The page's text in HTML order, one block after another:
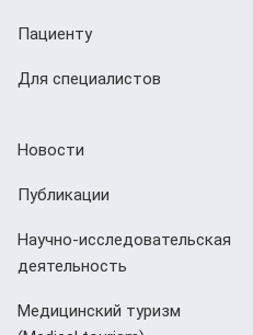
Пациенту
Для специалистов
Новости
Публикации
Научно-исследовательская
деятельность
Медицинский туризм